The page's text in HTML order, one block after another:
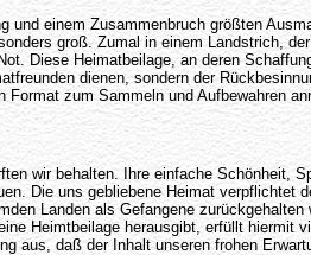
und einem Zusammenbruch größten
groß. Zumal in einem Landstrich,
Diese Heimatbeilage, an deren
dienen, sondern der
zum Sammeln und Aufbewahren
wir behalten. Ihre einfache
Die uns gebliebene Heimat verpflichtet
Landen als Gefangene zurückgehalten
Heimtbeilage herausgibt, erfüllt hiermit
aus, daß der Inhalt unseren frohen